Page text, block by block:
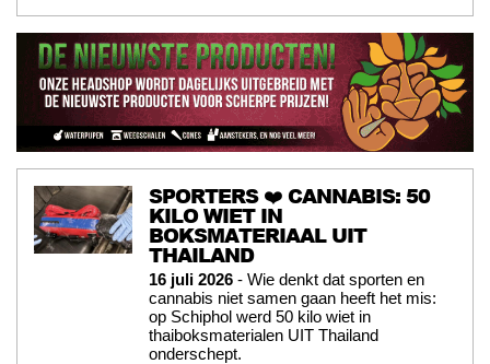
SPORTERS ❤️ CANNABIS: 50
KILO WIET IN
BOKSMATERIAAL UIT
THAILAND
16 juli 2026 - Wie denkt dat sporten en
cannabis niet samen gaan heeft het mis:
op Schiphol werd 50 kilo wiet in
thaiboksmaterialen UIT Thailand
onderschept.